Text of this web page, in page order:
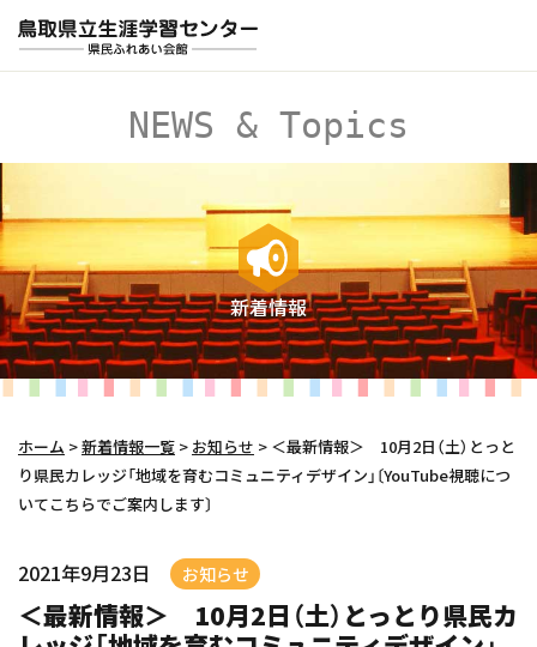
NEWS & Topics
新着情報
ホーム >新着情報一覧 > お知らせ > ＜最新情報＞ 10月2日（土）とっと
り県民カレッジ「地域を育むコミュニティデザイン」〔YouTube視聴につ
いてこちらでご案内します〕
2021年9月23日 お知らせ
＜最新情報＞ 10月2日（土）とっとり県民カ